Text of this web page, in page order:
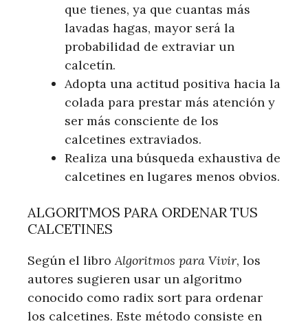
que tienes, ya que cuantas más
lavadas hagas, mayor será la
probabilidad de extraviar un
calcetín.
Adopta una actitud positiva hacia la
colada para prestar más atención y
ser más consciente de los
calcetines extraviados.
Realiza una búsqueda exhaustiva de
calcetines en lugares menos obvios.
ALGORITMOS PARA ORDENAR TUS
CALCETINES
Según el libroAlgoritmos para Vivir, los
autores sugieren usar un algoritmo
conocido como radix sort para ordenar
los calcetines. Este método consiste en